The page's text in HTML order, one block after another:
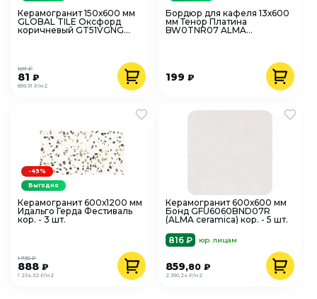
Керамогранит 150х600 мм
GLOBAL TILE Оксфорд
коричневый GT51VGNG
899,91 ₽/м2
81 ₽
107 ₽
Бордюр для кафеля 13х600
мм Тенор Платина
BW0TNR07 ALMA
199₽
Керамогранит 600х1200 мм
Идальго Герда Фестиваль
кор. - 3 шт.
1 234,32 ₽/м2
888 ₽
1 735 ₽
-49%
Выгодно
Керамогранит 600х600 мм
Бонд GFU6060BND07R
(ALMA ceramica) кор. - 5 шт.
816 ₽
юр. лицам
2 390,24 ₽/м2
859,80 ₽